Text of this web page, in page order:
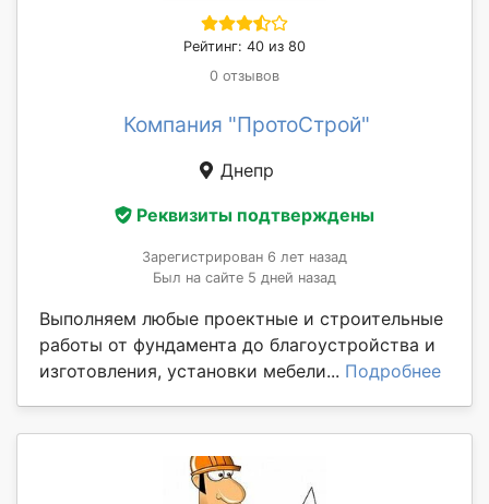
Рейтинг: 40 из 80
0 отзывов
Компания "ПротоСтрой"
Днепр
Реквизиты подтверждены
Зарегистрирован 6 лет назад
Был на сайте 5 дней назад
Выполняем любые проектные и строительные
работы от фундамента до благоустройства и
изготовления, установки мебели... Подробнее